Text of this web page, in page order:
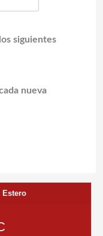
siguientes
nueva
Estero